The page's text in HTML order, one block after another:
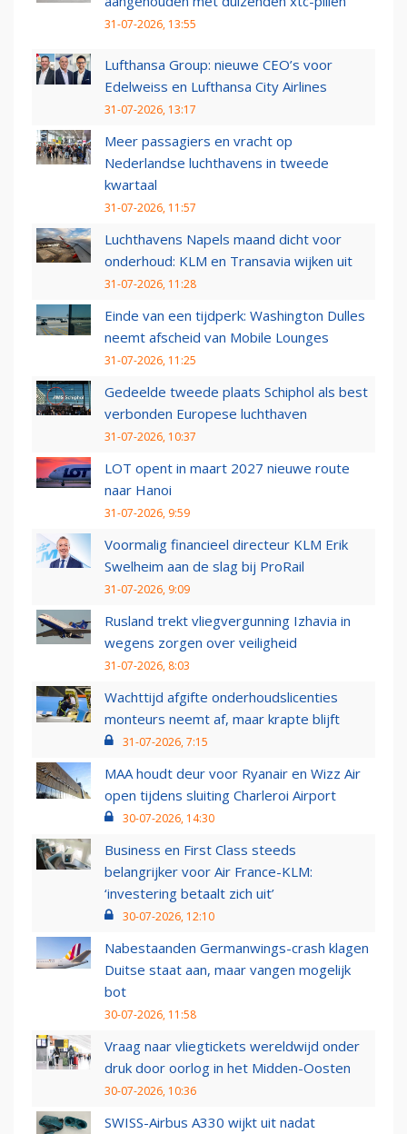
31-07-2026, 13:55
Lufthansa Group: nieuwe CEO’s voor
Edelweiss en Lufthansa City Airlines
31-07-2026, 13:17
Meer passagiers en vracht op
Nederlandse luchthavens in tweede
kwartaal
31-07-2026, 11:57
Luchthavens Napels maand dicht voor
onderhoud: KLM en Transavia wijken uit
31-07-2026, 11:28
Einde van een tijdperk: Washington Dulles
neemt afscheid van Mobile Lounges
31-07-2026, 11:25
Gedeelde tweede plaats Schiphol als best
verbonden Europese luchthaven
31-07-2026, 10:37
LOT opent in maart 2027 nieuwe route
naar Hanoi
31-07-2026, 9:59
Voormalig financieel directeur KLM Erik
Swelheim aan de slag bij ProRail
31-07-2026, 9:09
Rusland trekt vliegvergunning Izhavia in
wegens zorgen over veiligheid
31-07-2026, 8:03
Wachttijd afgifte onderhoudslicenties
monteurs neemt af, maar krapte blijft
31-07-2026, 7:15
MAA houdt deur voor Ryanair en Wizz Air
open tijdens sluiting Charleroi Airport
30-07-2026, 14:30
Business en First Class steeds
belangrijker voor Air France-KLM:
‘investering betaalt zich uit’
30-07-2026, 12:10
Nabestaanden Germanwings-crash klagen
Duitse staat aan, maar vangen mogelijk
bot
30-07-2026, 11:58
Vraag naar vliegtickets wereldwijd onder
druk door oorlog in het Midden-Oosten
30-07-2026, 10:36
SWISS-Airbus A330 wijkt uit nadat